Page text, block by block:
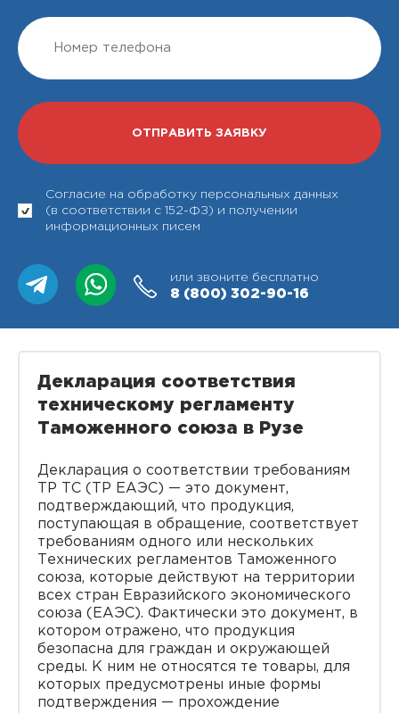
Согласие на обработку персональных данных
(в соответствии с 152-ФЗ) и получении
информационных писем
или звоните бесплатно
8 (800) 302-90-16
Декларация соответствия
техническому регламенту
Таможенного союза в Рузе
Декларация о соответствии требованиям
ТР ТС (ТР ЕАЭС) — это документ,
подтверждающий, что продукция,
поступающая в обращение, соответствует
требованиям одного или нескольких
Технических регламентов Таможенного
союза, которые действуют на территории
всех стран Евразийского экономического
союза (ЕАЭС). Фактически это документ, в
котором отражено, что продукция
безопасна для граждан и окружающей
среды. К ним не относятся те товары, для
которых предусмотрены иные формы
подтверждения — прохождение